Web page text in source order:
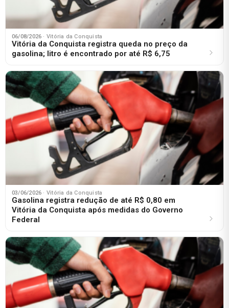
06/08/2026 · Vitória da Conquista
Vitória da Conquista registra queda no preço da
gasolina; litro é encontrado por até R$ 6,75
03/06/2026 · Vitória da Conquista
Gasolina registra redução de até R$ 0,80 em
Vitória da Conquista após medidas do Governo
Federal